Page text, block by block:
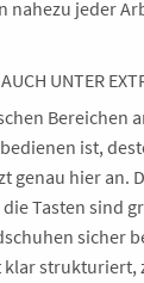
nahezu jeder
UNTER
Bereichen
ist,
genau hier an.
Tasten sind
sicher
klar strukturiert,